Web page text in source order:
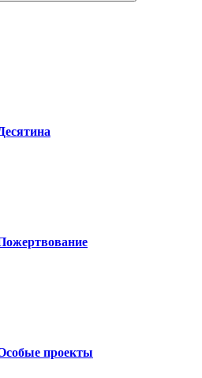
проекты